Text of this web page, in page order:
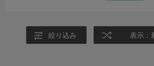
絞り込み 表示：